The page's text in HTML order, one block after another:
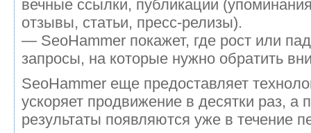
вечные ссылки, публикации
отзывы, статьи, пресс-релизы).
— SeoHammer покажет, где рост или
запросы, на которые нужно обратить
SeoHammer еще предоставляет
ускоряет продвижение в десятки раз, а
результаты появляются уже в течение